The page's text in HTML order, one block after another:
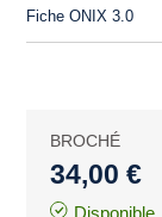
Fiche ONIX 3.0
BROCHÉ
34,00 €
Disponible